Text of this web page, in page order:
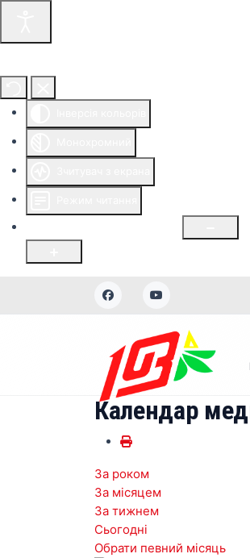
Календар
За роком
За місяцем
За тижнем
Сьогодні
Обрати певний місяць